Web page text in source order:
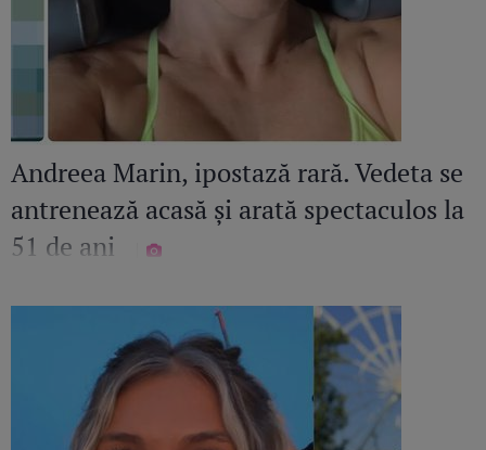
Andreea Marin, ipostază rară. Vedeta se
antrenează acasă și arată spectaculos la
51 de ani